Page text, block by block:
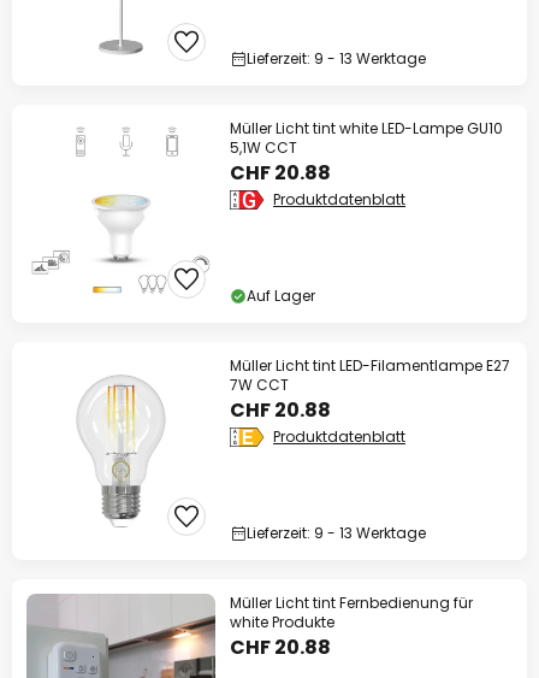
Lieferzeit: 9 - 13 Werktage
Müller Licht tint white LED-Lampe GU10
5,1W CCT
CHF 20.88
Produktdatenblatt
Auf Lager
Müller Licht tint LED-Filamentlampe E27
7W CCT
CHF 20.88
Produktdatenblatt
Lieferzeit: 9 - 13 Werktage
Müller Licht tint Fernbedienung für
white Produkte
CHF 20.88